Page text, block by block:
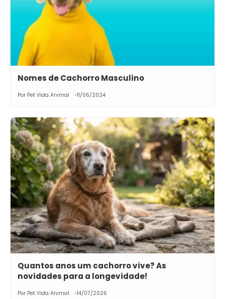
Nomes de Cachorro Masculino
Por Pet Vida Animal 11/06/2024
Quantos anos um cachorro vive? As
novidades para a longevidade!
Por Pet Vida Animal 14/07/2026